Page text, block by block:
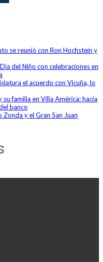
se reunió con Ron Hochstein y
del Niño con celebraciones en
el acuerdo con Vicuña, lo
familia en Villa América: hacía
banco
y el Gran San Juan